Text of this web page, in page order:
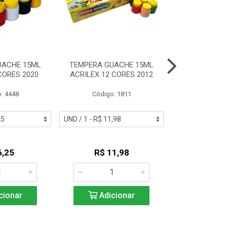
15ML
2020
4448
TEMPERA GUACHE 15ML
ACRILEX 12 CORES 2012
Código: 1811
R$ 11,98
Adicionar